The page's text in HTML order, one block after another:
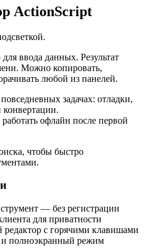
ActionScript
ввода данных. Результат
Можно копировать,
любой из панелей.
задачах: отладки,
офлайн после первой
чтобы быстро
— без регистрации
для приватности
с горячими клавишами
и полноэкранный режим